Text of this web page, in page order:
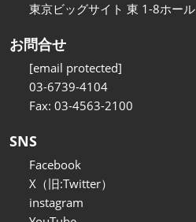
東京ビッグサイト 東 1-8ホール
お問合せ
[email protected]
03-6739-4104
Fax: 03-4563-2100
SNS
Facebook
X（旧:Twitter）
instagram